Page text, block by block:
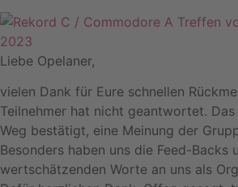
Liebe Opelaner,
vielen Dank für Eure schnellen
Teilnehmer hat nicht geantwortet. Das
Weg bestätigt, eine Meinung der
Besonders haben uns die Feed-Backs
wertschätzenden Worte an uns als